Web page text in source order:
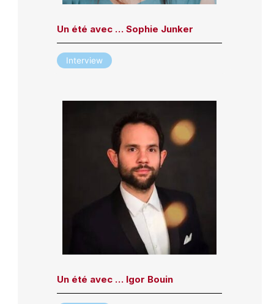
Un été avec … Sophie Junker
Interview
Un été avec … Igor Bouin